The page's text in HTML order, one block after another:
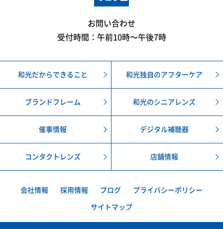
お問い合わせ
受付時間：午前10時〜午後7時
和光だからできること 和光独自のアフターケア
ブランドフレーム 和光のシニアレンズ
催事情報 デジタル補聴器
コンタクトレンズ 店舗情報
会社情報 採用情報 ブログ プライバシーポリシー
サイトマップ